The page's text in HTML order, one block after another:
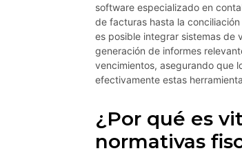
software especializado en
de facturas hasta la
es posible integrar sistemas de
generación de informes
vencimientos, asegurando que
efectivamente estas
¿Por qué es
normativas